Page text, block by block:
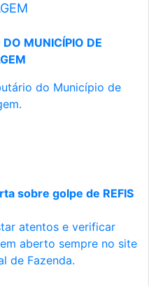
MUNICÍPIO DE
do Município de
sobre golpe de REFIS
atentos e verificar
aberto sempre no site
de Fazenda.